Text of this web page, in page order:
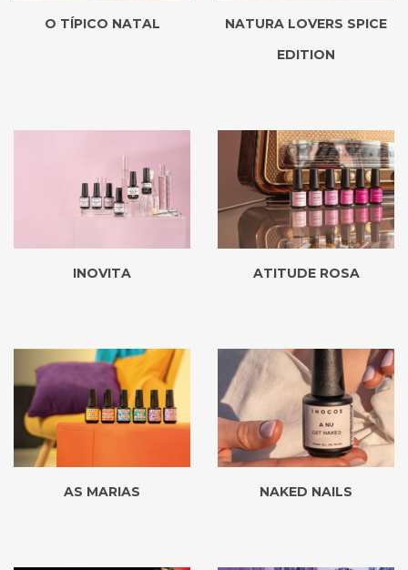
O TÍPICO NATAL
NATURA LOVERS SPICE
EDITION
INOVITA ATITUDE ROSA
AS MARIAS NAKED NAILS